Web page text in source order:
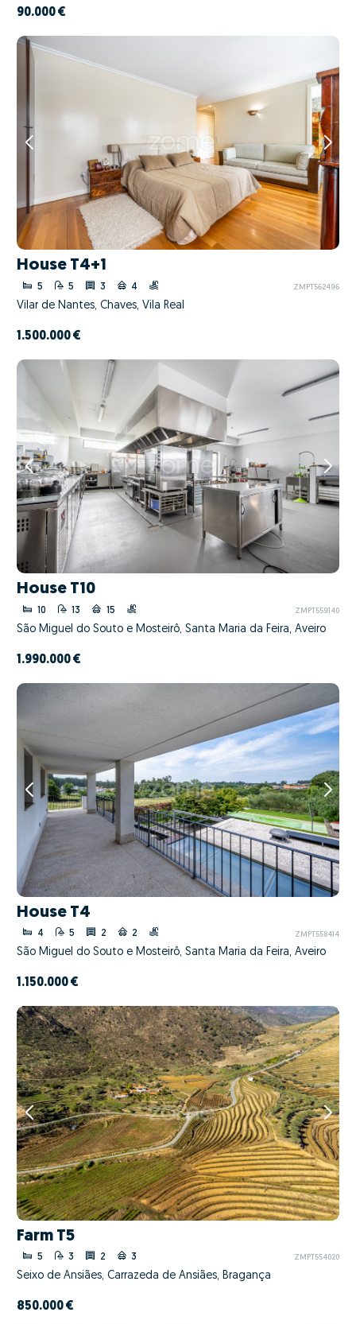
90.000 €
House T4+1
5 5 3 4 ZMPT562496
Vilar de Nantes, Chaves, Vila Real
1.500.000 €
House T10
10 13 15 ZMPT559140
São Miguel do Souto e Mosteirô, Santa Maria da Feira, Aveiro
1.990.000 €
House T4
4 5 2 2 ZMPT558414
São Miguel do Souto e Mosteirô, Santa Maria da Feira, Aveiro
1.150.000 €
Farm T5
5 3 2 3 ZMPT554020
Seixo de Ansiães, Carrazeda de Ansiães, Bragança
850.000 €